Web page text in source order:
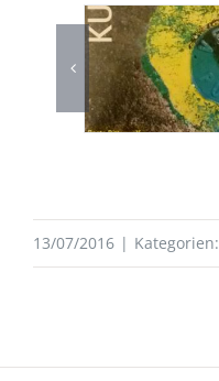
13/07/2016 | Kategorien: